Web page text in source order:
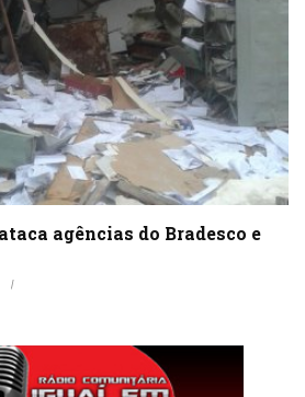
agências do Bradesco e